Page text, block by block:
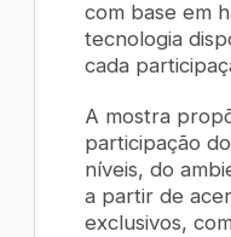
com base em
tecnologia
cada
A mostra
participação
níveis, do
a partir de
exclusivos,